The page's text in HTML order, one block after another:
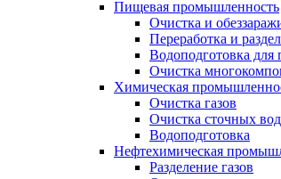
Пищевая промышленность
Очистка и
Переработка и
Водоподготовка
Очистка
Химическая
Очистка газов
Очистка сточных вод
Водоподготовка
Нефтехимическая
Разделение газов